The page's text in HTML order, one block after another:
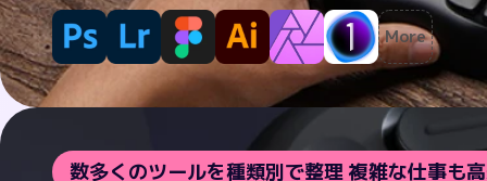
More
数多くのツールを種類別で整理 複雑な仕事も